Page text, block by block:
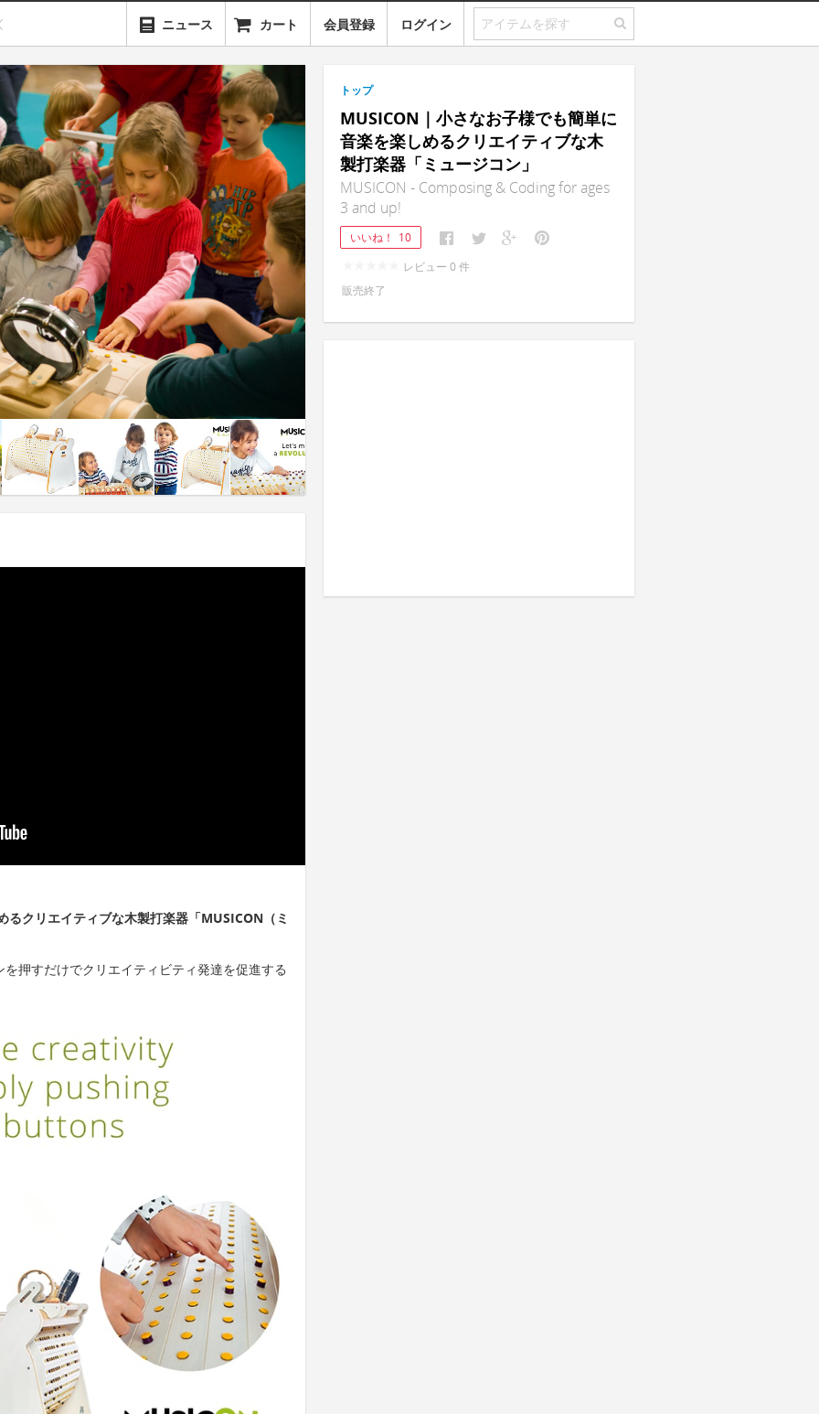
ニュース カート 会員登録 ログイン
るクリエイティブな木製打楽器「MUSICON（ミ
押すだけでクリエイティビティ発達を促進する
トップ
MUSICON｜小さなお子様でも簡単に
音楽を楽しめるクリエイティブな木
製打楽器「ミュージコン」
MUSICON - Composing & Coding for ages
3 and up!
いいね！
10
レビュー 0 件
販売終了